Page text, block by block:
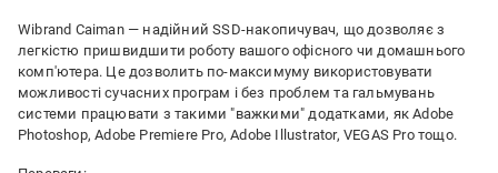
Wibrand Caiman — надійний SSD-накопичувач, що дозволяє з
легкістю пришвидшити роботу вашого офісного чи домашнього
комп'ютера. Це дозволить по-максимуму використовувати
можливості сучасних програм і без проблем та гальмувань
системи працювати з такими "важкими" додатками, як Adobe
Photoshop, Adobe Premiere Pro, Adobe Illustrator, VEGAS Pro тощо.